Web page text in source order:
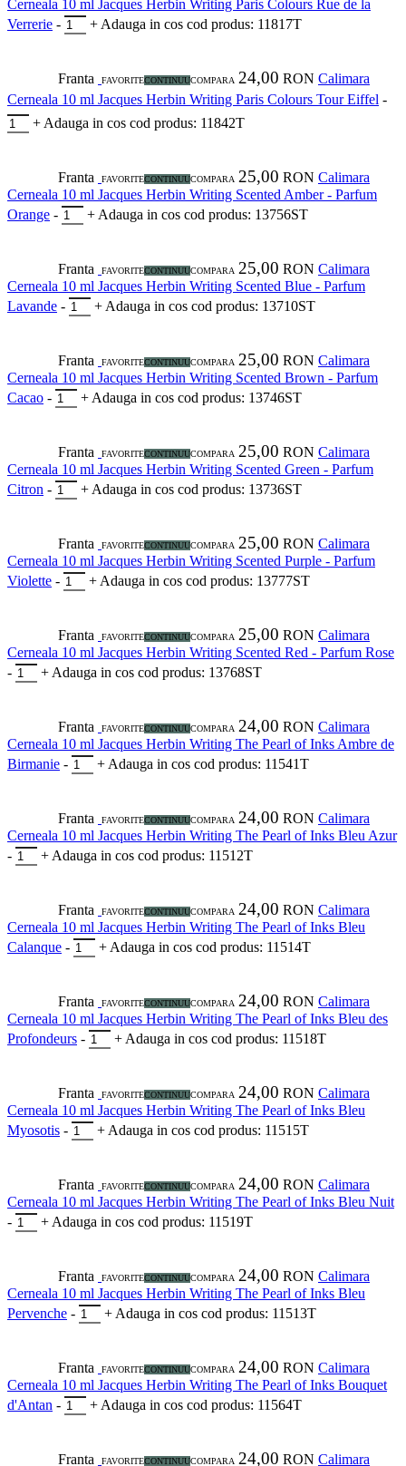
Cerneala 10 ml Jacques Herbin Writing Paris Colours Rue de la
Verrerie - + Adauga in cos cod produs: 11817T
Franta FAVORITECONTINUUCOMPARA 24,00 RON Calimara
Cerneala 10 ml Jacques Herbin Writing Paris Colours Tour Eiffel -
+ Adauga in cos cod produs: 11842T
Franta FAVORITECONTINUUCOMPARA 25,00 RON Calimara
Cerneala 10 ml Jacques Herbin Writing Scented Amber - Parfum
Orange - + Adauga in cos cod produs: 13756ST
Franta FAVORITECONTINUUCOMPARA 25,00 RON Calimara
Cerneala 10 ml Jacques Herbin Writing Scented Blue - Parfum
Lavande - + Adauga in cos cod produs: 13710ST
Franta FAVORITECONTINUUCOMPARA 25,00 RON Calimara
Cerneala 10 ml Jacques Herbin Writing Scented Brown - Parfum
Cacao - + Adauga in cos cod produs: 13746ST
Franta FAVORITECONTINUUCOMPARA 25,00 RON Calimara
Cerneala 10 ml Jacques Herbin Writing Scented Green - Parfum
Citron - + Adauga in cos cod produs: 13736ST
Franta FAVORITECONTINUUCOMPARA 25,00 RON Calimara
Cerneala 10 ml Jacques Herbin Writing Scented Purple - Parfum
Violette - + Adauga in cos cod produs: 13777ST
Franta FAVORITECONTINUUCOMPARA 25,00 RON Calimara
Cerneala 10 ml Jacques Herbin Writing Scented Red - Parfum Rose
-
+ Adauga in cos cod produs: 13768ST
Franta FAVORITECONTINUUCOMPARA 24,00 RON Calimara
Cerneala 10 ml Jacques Herbin Writing The Pearl of Inks Ambre de
Birmanie - + Adauga in cos cod produs: 11541T
Franta FAVORITECONTINUUCOMPARA 24,00 RON Calimara
Cerneala 10 ml Jacques Herbin Writing The Pearl of Inks Bleu Azur
-
+ Adauga in cos cod produs: 11512T
Franta FAVORITECONTINUUCOMPARA 24,00 RON Calimara
Cerneala 10 ml Jacques Herbin Writing The Pearl of Inks Bleu
Calanque - + Adauga in cos cod produs: 11514T
Franta FAVORITECONTINUUCOMPARA 24,00 RON Calimara
Cerneala 10 ml Jacques Herbin Writing The Pearl of Inks Bleu des
Profondeurs - + Adauga in cos cod produs: 11518T
Franta FAVORITECONTINUUCOMPARA 24,00 RON Calimara
Cerneala 10 ml Jacques Herbin Writing The Pearl of Inks Bleu
Myosotis - + Adauga in cos cod produs: 11515T
Franta FAVORITECONTINUUCOMPARA 24,00 RON Calimara
Cerneala 10 ml Jacques Herbin Writing The Pearl of Inks Bleu Nuit
-
+ Adauga in cos cod produs: 11519T
Franta FAVORITECONTINUUCOMPARA 24,00 RON Calimara
Cerneala 10 ml Jacques Herbin Writing The Pearl of Inks Bleu
Pervenche - + Adauga in cos cod produs: 11513T
Franta FAVORITECONTINUUCOMPARA 24,00 RON Calimara
Cerneala 10 ml Jacques Herbin Writing The Pearl of Inks Bouquet
d'Antan - + Adauga in cos cod produs: 11564T
Franta FAVORITECONTINUUCOMPARA 24,00 RON Calimara